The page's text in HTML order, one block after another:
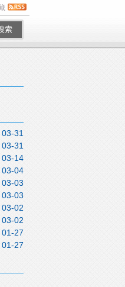
索
03-31
03-31
03-14
装，
03-04
的女
03-03
03-03
03-02
03-02
01-27
01-27